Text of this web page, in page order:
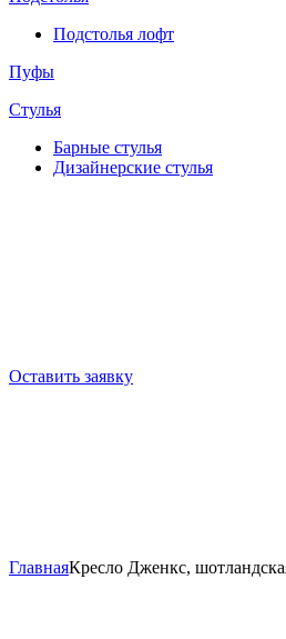
Подстолья лофт
Пуфы
Стулья
Барные cтулья
Дизайнерские cтулья
Оставить заявку
ГлавнаяКресло Дженкс,